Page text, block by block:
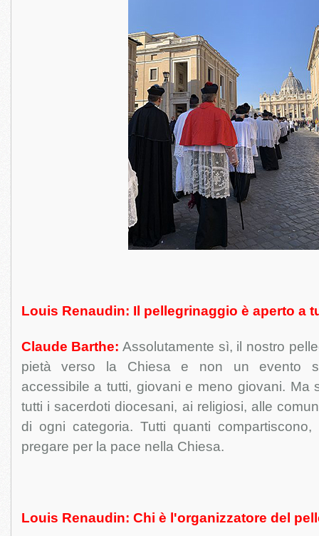
Louis Renaudin: Il pellegrinaggio è aperto a
Claude Barthe: Assolutamente sì, il nostro
pietà verso la Chiesa e non un evento
accessibile a tutti, giovani e meno giovani. Ma
tutti i sacerdoti diocesani, ai religiosi, alle
di ogni categoria. Tutti quanti compartiscono,
pregare per la pace nella Chiesa.
Louis Renaudin: Chi è l'organizzatore del